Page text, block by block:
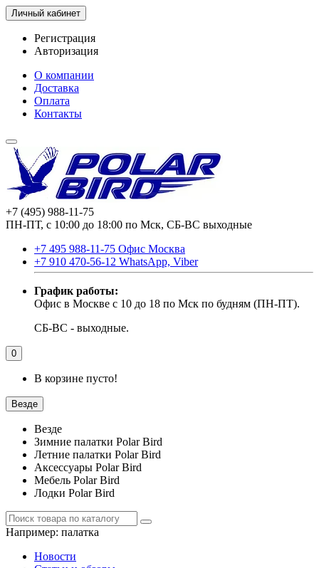
Личный кабинет
Регистрация
Авторизация
О компании
Доставка
Оплата
Контакты
+7 (495) 988-11-75
ПН-ПТ, с 10:00 до 18:00 по Мск, СБ-ВС выходные
+7 495 988-11-75 Офис Москва
+7 910 470-56-12 WhatsApp, Viber
График работы:
Офис в Москве с 10 до 18 по Мск по будням (ПН-ПТ).
СБ-ВС - выходные.
0
В корзине пусто!
Везде
Везде
Зимние палатки Polar Bird
Летние палатки Polar Bird
Аксессуары Polar Bird
Мебель Polar Bird
Лодки Polar Bird
Например: палатка
Новости